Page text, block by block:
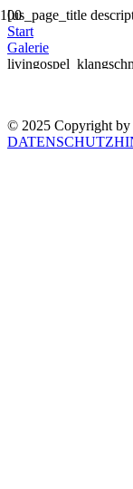
[us_page_title
Start
Galerie
© 2025 Copyright